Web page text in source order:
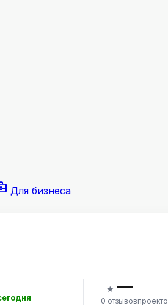
Для бизнеса
★ —
0 отзывов